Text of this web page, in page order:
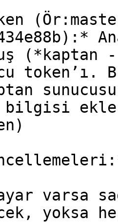
(*kaptan
token’ı.
bilgisi
varsa
yoksa